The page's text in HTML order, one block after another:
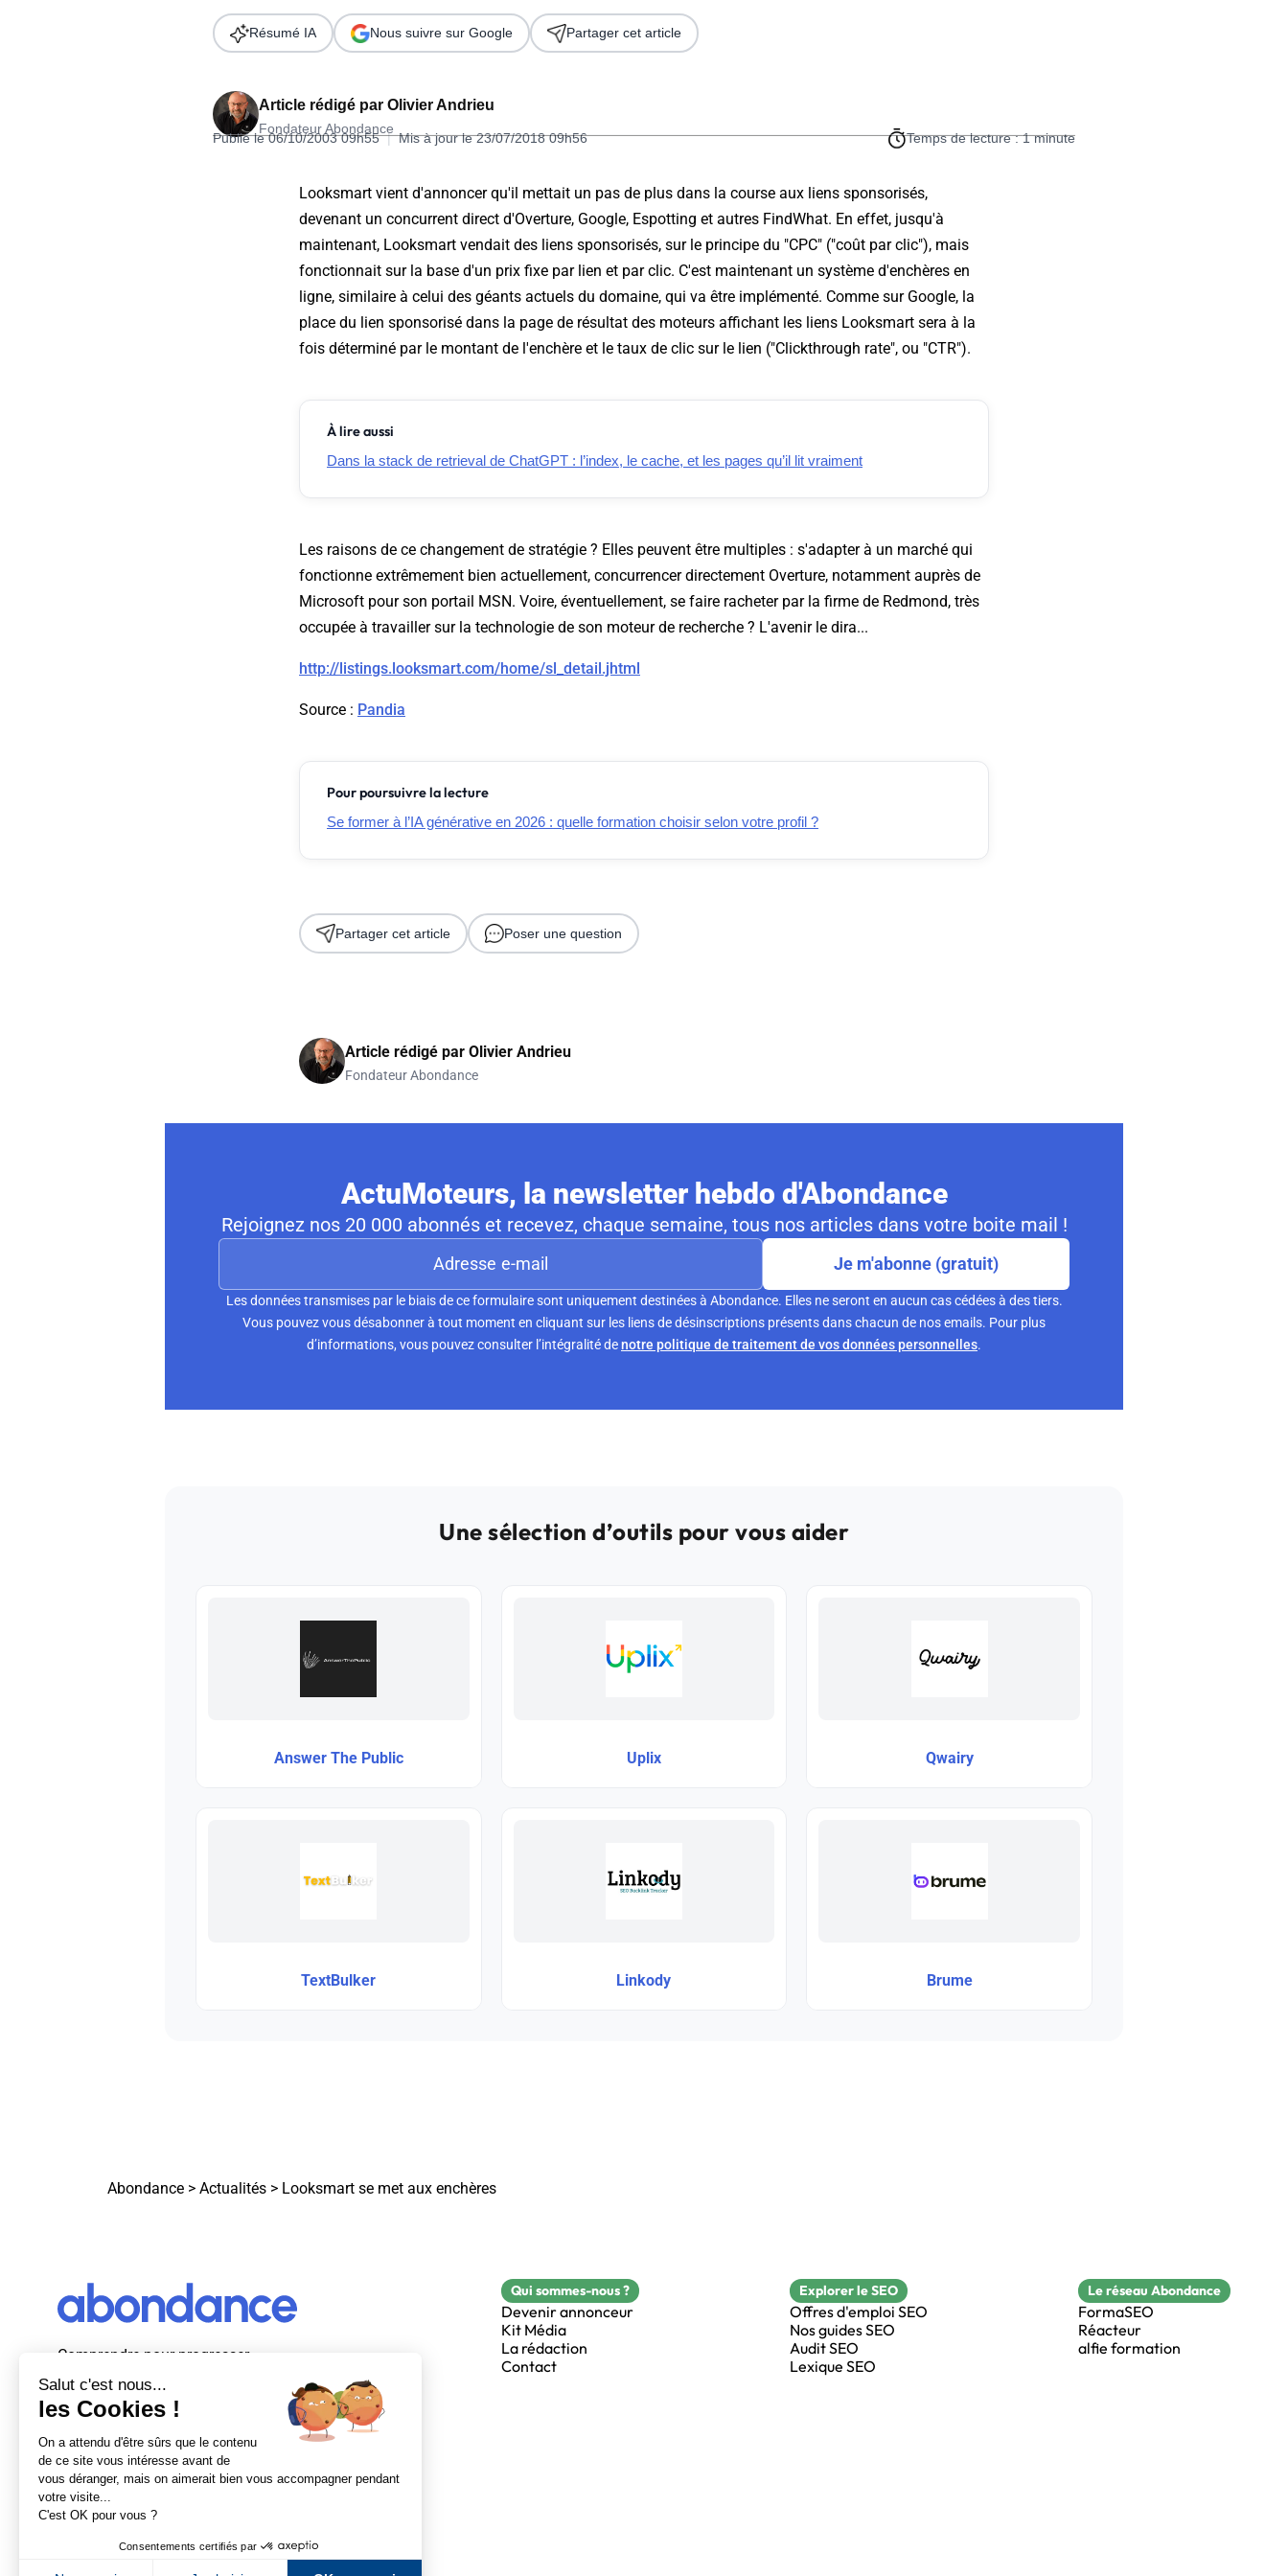
Télécharger l'Ebook
Formation SEO & GEO - Edition 2026
Article rédigé par Olivier Andrieu
Fondateur Abondance
Publié le 06/10/2003 09h55 | Mis à jour le 23/07/2018 09h56 Temps de lecture : 1 minute
Résumé IA Nous suivre sur Google Partager cet article
Looksmart vient d'annoncer qu'il mettait un pas de plus dans la course aux liens sponsorisés,
devenant un concurrent direct d'Overture, Google, Espotting et autres FindWhat. En effet, jusqu'à
maintenant, Looksmart vendait des liens sponsorisés, sur le principe du "CPC" ("coût par clic"), mais
fonctionnait sur la base d'un prix fixe par lien et par clic. C'est maintenant un système d'enchères en
ligne, similaire à celui des géants actuels du domaine, qui va être implémenté. Comme sur Google, la
place du lien sponsorisé dans la page de résultat des moteurs affichant les liens Looksmart sera à la
fois déterminé par le montant de l'enchère et le taux de clic sur le lien ("Clickthrough rate", ou "CTR").
À lire aussi
Dans la stack de retrieval de ChatGPT : l’index, le cache, et les pages qu’il lit vraiment
Les raisons de ce changement de stratégie ? Elles peuvent être multiples : s'adapter à un marché qui
fonctionne extrêmement bien actuellement, concurrencer directement Overture, notamment auprès de
Microsoft pour son portail MSN. Voire, éventuellement, se faire racheter par la firme de Redmond, très
occupée à travailler sur la technologie de son moteur de recherche ? L'avenir le dira...
http://listings.looksmart.com/home/sl_detail.jhtml
Source : Pandia
Pour poursuivre la lecture
Se former à l’IA générative en 2026 : quelle formation choisir selon votre profil ?
Partager cet article Poser une question
Article rédigé par Olivier Andrieu
Fondateur Abondance
ActuMoteurs, la newsletter hebdo d'Abondance
Rejoignez nos 20 000 abonnés et recevez, chaque semaine, tous nos articles dans votre boite mail !
Je m'abonne (gratuit)
Les données transmises par le biais de ce formulaire sont uniquement destinées à Abondance. Elles ne seront en aucun cas cédées à des tiers.
Vous pouvez vous désabonner à tout moment en cliquant sur les liens de désinscriptions présents dans chacun de nos emails. Pour plus
d’informations, vous pouvez consulter l’intégralité denotre politique de traitement de vos données personnelles.
Une sélection d’outils pour vous aider
Answer The Public Uplix Qwairy
TextBulker Linkody Brume
Abondance > Actualités > Looksmart se met aux enchères
Comprendre pour progresser
Abondance, le premier média d’actualité
autour du SEO et des moteurs de recherche
en France.
Qui sommes-nous ?
Devenir annonceur
Kit Média
La rédaction
Contact
Explorer le SEO
Offres d'emploi SEO
Nos guides SEO
Audit SEO
Lexique SEO
Le réseau Abondance
FormaSEO
Réacteur
alfie formation